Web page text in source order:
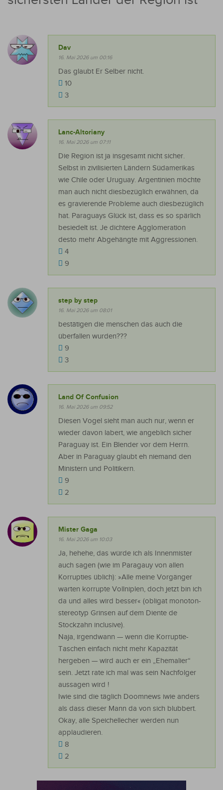
Dav
16. Mai 2026 um 00:16
Das glaubt Er Selber nicht.
10
3
Lanc-Altoriany
16. Mai 2026 um 07:11
Die Region ist ja insgesamt nicht sicher.
Selbst in zivilisierten Ländern Südamerikas
wie Chile oder Uruguay. Argentinien möchte
man auch nicht diesbezüglich erwähnen, da
es gravierende Probleme auch diesbezüglich
hat. Paraguays Glück ist, dass es so spärlich
besiedelt ist. Je dichtere Agglomeration
desto mehr Abgehängte mit Aggressionen.
4
9
step by step
16. Mai 2026 um 08:01
bestätigen die menschen das auch die
überfallen wurden???
9
3
Land Of Confusion
16. Mai 2026 um 09:52
Diesen Vogel sieht man auch nur, wenn er
wieder davon labert, wie angeblich sicher
Paraguay ist. Ein Blender vor dem Herrn.
Aber in Paraguay glaubt eh niemand den
Ministern und Politikern.
9
2
Mister Gaga
16. Mai 2026 um 10:03
Ja, hehehe, das würde ich als Innenmister
auch sagen (wie im Paragauy von allen
Korrupties üblich): »Alle meine Vorgänger
warten korrupte Vollniplen, doch jetzt bin ich
da und alles wird besser« (obligat monoton-
stereotyp Grinsen auf dem Diente de
Stockzahn inclusive).
Naja, irgendwann — wenn die Korruptie-
Taschen einfach nicht mehr Kapazität
hergeben — wird auch er ein „Ehemalier“
sein. Jetzt rate ich mal was sein Nachfolger
aussagen wird !
Iwie sind die täglich Doomnews iwie anders
als dass dieser Mann da von sich blubbert.
Okay, alle Speichellecher werden nun
applaudieren.
8
2